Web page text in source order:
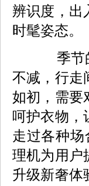
辨识度，出
时髦姿态。
季节的
不减，行走
如初，需要
呵护衣物，
走过各种
理机为用户
升级新奢体